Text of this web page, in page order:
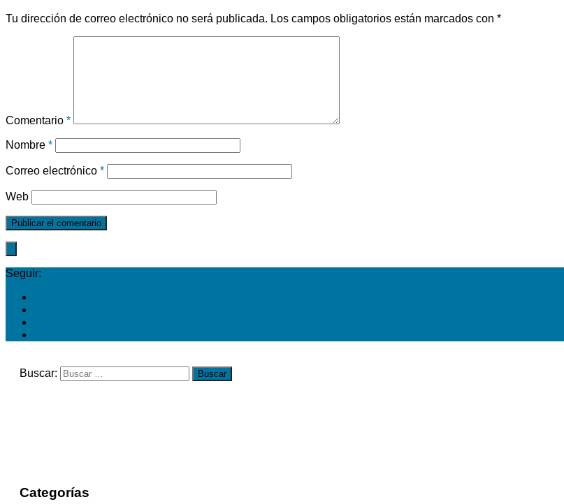
Tu dirección de correo electrónico no será publicada. Los campos obligatorios están marcados con *
Comentario *
Nombre *
Correo electrónico *
Web
Seguir:
Buscar:
Categorías